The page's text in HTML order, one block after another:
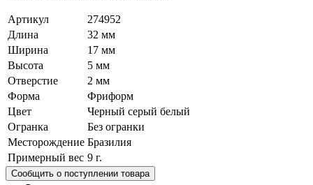
Артикул
274952
Длина
32 мм
Ширина
17 мм
Высота
5 мм
Отверстие
2 мм
Форма
Фриформ
Цвет
Черный серый белый
Огранка
Без огранки
Месторождение Бразилия
Примерный вес 9 г.
Сообщить о поступлении товара